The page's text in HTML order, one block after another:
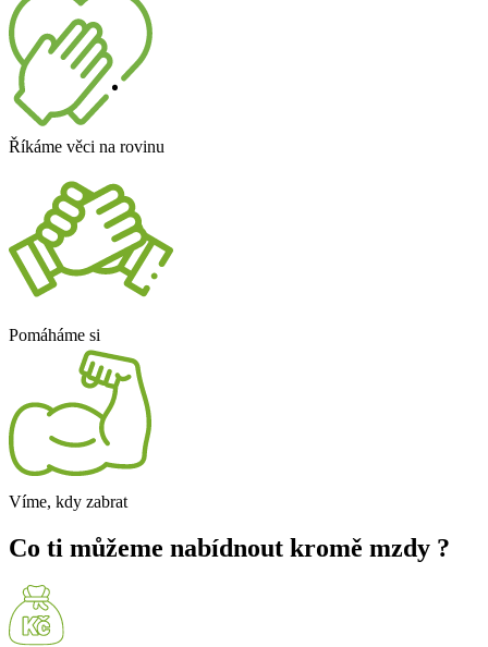
Říkáme věci na rovinu
Pomáháme si
Víme, kdy zabrat
Co ti můžeme nabídnout kromě mzdy ?